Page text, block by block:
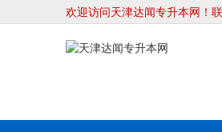
欢迎访问天津达闻专升本网！